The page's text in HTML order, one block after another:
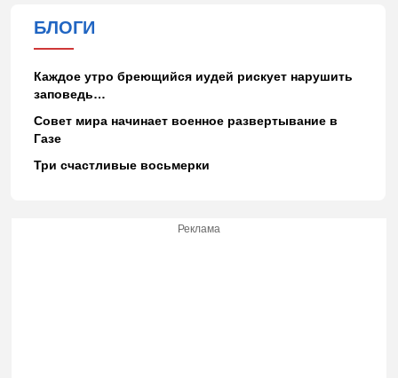
БЛОГИ
Каждое утро бреющийся иудей рискует нарушить
заповедь…
Совет мира начинает военное развертывание в
Газе
Три счастливые восьмерки
Реклама